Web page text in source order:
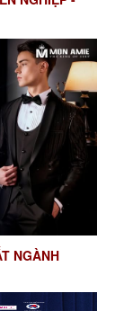
NGÀNH